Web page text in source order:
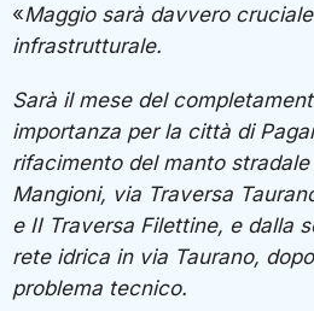
«Maggio sarà davvero
infrastrutturale.
Sarà il mese del
importanza per la città di
rifacimento del manto
Mangioni, via Traversa
e II Traversa Filettine, e dalla
rete idrica in via Taurano,
problema tecnico.